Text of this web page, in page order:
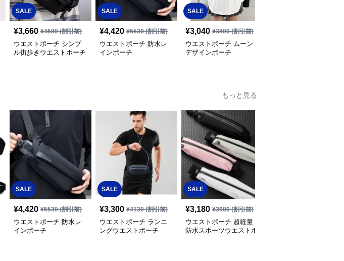
SALE
¥3,660 ¥4580(割引前)
ウエストポーチ シンプ
ル街歩きウエストポーチ
SALE
¥4,420 ¥5530(割引前)
ウエストポーチ 防水レ
インポーチ
SALE
¥3,040 ¥3800(割引前)
ウエストポーチ ムーン
デザインポーチ
もっと見る
SALE
¥4,420 ¥5530(割引前)
ウエストポーチ 防水レ
インポーチ
SALE
¥3,300 ¥4130(割引前)
ウエストポーチ ランニ
ングウエストポーチ
SALE
¥3,180 ¥3980(割引前)
ウエストポーチ 超軽量
防水スポーツウエストポ